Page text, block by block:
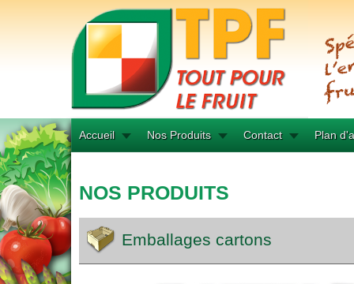
Accueil Nos Produits Contact Plan
NOS PRODUITS
Emballages cartons